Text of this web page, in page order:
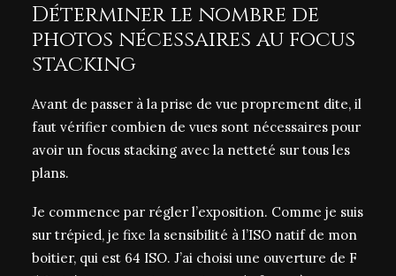
Déterminer le nombre de
photos nécessaires au focus
stacking
Avant de passer à la prise de vue proprement dite, il
faut vérifier combien de vues sont nécessaires pour
avoir un focus stacking avec la netteté sur tous les
plans.
Je commence par régler l’exposition. Comme je suis
sur trépied, je fixe la sensibilité à l’ISO natif de mon
boitier, qui est 64 ISO. J’ai choisi une ouverture de F